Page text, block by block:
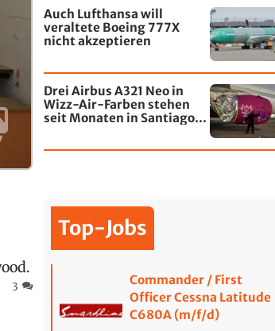
3
Auch Lufthansa will
veraltete Boeing 777X
nicht akzeptieren
Drei Airbus A321 Neo in
Wizz-Air-Farben stehen
seit Monaten in Santiago
Top-Jobs
Commander / First
Officer Cessna Latitude
C680A (m/f/d)